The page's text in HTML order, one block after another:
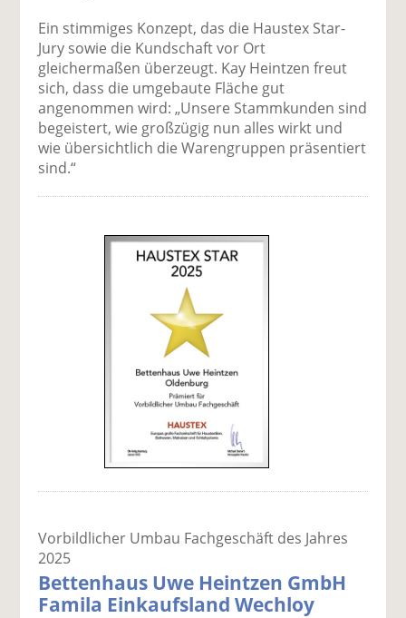
Ein stimmiges Konzept, das die Haustex Star-
Jury sowie die Kundschaft vor Ort
gleichermaßen überzeugt. Kay Heintzen freut
sich, dass die umgebaute Fläche gut
angenommen wird: „Unsere Stammkunden sind
begeistert, wie großzügig nun alles wirkt und
wie übersichtlich die Warengruppen präsentiert
sind.“
Vorbildlicher Umbau Fachgeschäft des Jahres
2025
Bettenhaus Uwe Heintzen GmbH
Famila Einkaufsland Wechloy